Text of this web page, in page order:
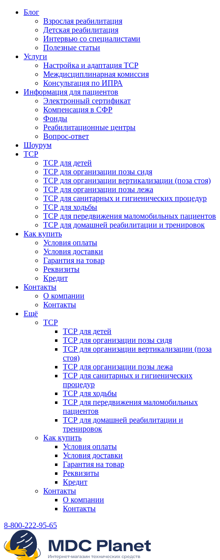
Блог
Взрослая реабилитация
Детская реабилитация
Интервью со специалистами
Полезные статьи
Услуги
Настройка и адаптация ТСР
Междисциплинарная комиссия
Консультация по ИПРА
Информация для пациентов
Электронный сертификат
Компенсация в СФР
Фонды
Реабилитационные центры
Вопрос-ответ
Шоурум
ТСР
ТСР для детей
ТСР для организации позы сидя
ТСР для организации вертикализации (поза стоя)
ТСР для организации позы лежа
ТСР для санитарных и гигиенических процедур
ТСР для ходьбы
ТСР для передвижения маломобильных пациентов
ТСР для домашней реабилитации и тренировок
Как купить
Условия оплаты
Условия доставки
Гарантия на товар
Реквизиты
Кредит
Контакты
О компании
Контакты
Ещё
ТСР
ТСР для детей
ТСР для организации позы сидя
ТСР для организации вертикализации (поза
стоя)
ТСР для организации позы лежа
ТСР для санитарных и гигиенических
процедур
ТСР для ходьбы
ТСР для передвижения маломобильных
пациентов
ТСР для домашней реабилитации и
тренировок
Как купить
Условия оплаты
Условия доставки
Гарантия на товар
Реквизиты
Кредит
Контакты
О компании
Контакты
8-800-222-95-65